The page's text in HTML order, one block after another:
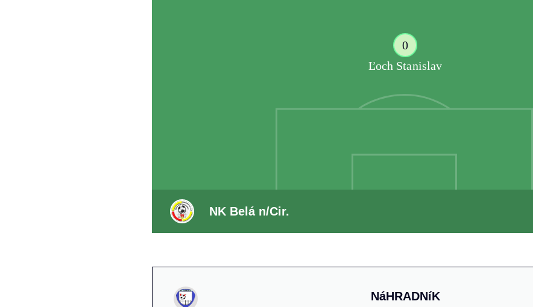
0
Ľoch Stanislav
NK Belá n/Cir.
NáHRADNíK